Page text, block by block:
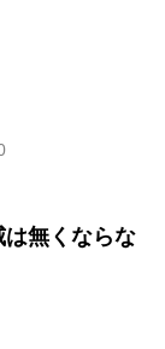
無くならな